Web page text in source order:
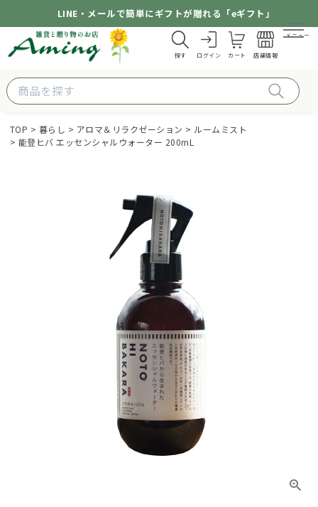
LINE・メールで簡単にギフトが贈れる「eギフト」
探す ログイン カート 店舗情報
メニュー
TOP 暮らし アロマ＆リラクゼーション
ルームミスト
能登ヒバ エッセンシャルウォーター 200mL